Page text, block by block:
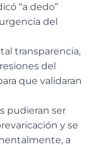
“a dedo”
del
transparencia,
del
que validaran
pudieran ser
y se
a